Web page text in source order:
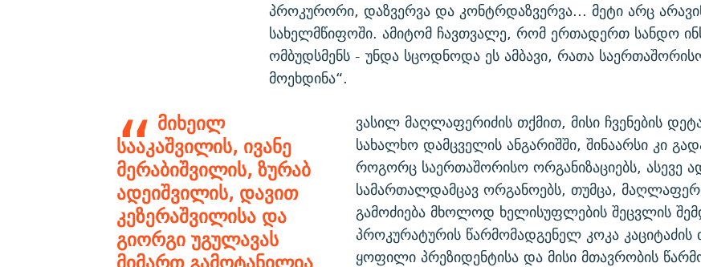
პროკურორი, დაზვერვა და კონტრდაზვერვა... მეტი არც
სახელმწიფოში. ამიტომ ჩავთვალე, რომ ერთადერთ სანდო
ომბუდსმენს - უნდა სცოდნოდა ეს ამბავი, რათა
მოეხდინა“.
მიხეილ
სააკაშვილის, ივანე
მერაბიშვილის, ზურაბ
ადეიშვილის, დავით
კეზერაშვილისა და
გიორგი უგულავას
ვასილ მაღლაფერიძის თქმით, მისი ჩვენების
სახალხო დამცველის ანგარიშში, შინაარსი კი
როგორც საერთაშორისო ორგანიზაციებს, ასევე
სამართალდამცავ ორგანოებს, თუმცა,
გამოძიება მხოლოდ ხელისუფლების შეცვლის
პროკურატურის წარმომადგენელ კოკა კაციტაძის
ყოფილი პრეზიდენტისა და მისი მთავრობის